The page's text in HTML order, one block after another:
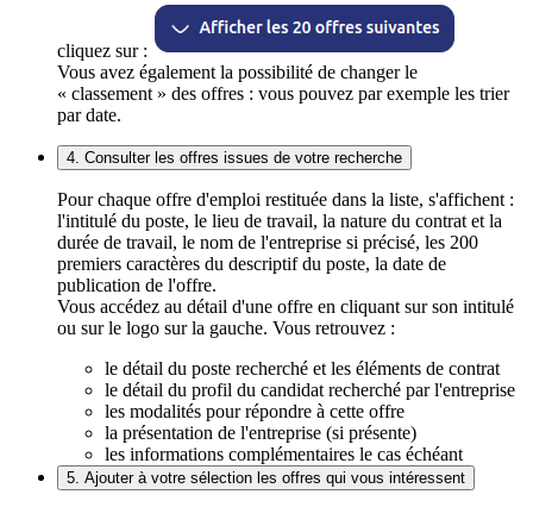
cliquez sur :
Vous avez également la possibilité de changer le
« classement » des offres : vous pouvez par exemple les trier
par date.
4. Consulter les offres issues de votre recherche
Pour chaque offre d'emploi restituée dans la liste, s'affichent :
l'intitulé du poste, le lieu de travail, la nature du contrat et la
durée de travail, le nom de l'entreprise si précisé, les 200
premiers caractères du descriptif du poste, la date de
publication de l'offre.
Vous accédez au détail d'une offre en cliquant sur son intitulé
ou sur le logo sur la gauche. Vous retrouvez :
le détail du poste recherché et les éléments de contrat
le détail du profil du candidat recherché par l'entreprise
les modalités pour répondre à cette offre
la présentation de l'entreprise (si présente)
les informations complémentaires le cas échéant
5. Ajouter à votre sélection les offres qui vous intéressent